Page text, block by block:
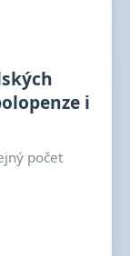
i
počet